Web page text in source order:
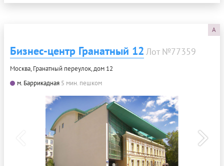
A
Бизнес-центр Гранатный 12 Лот №77359
Москва, Гранатный переулок, дом 12
м. Баррикадная 5 мин. пешком